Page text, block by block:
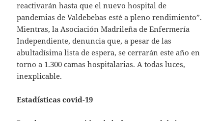
reactivarán hasta que el nuevo hospital de
pandemias de Valdebebas esté a pleno rendimiento”.
Mientras, la Asociación Madrileña de Enfermería
Independiente, denuncia que, a pesar de las
abultadísima lista de espera, se cerrarán este año en
torno a 1.300 camas hospitalarias. A todas luces,
inexplicable.
Estadísticas covid-19